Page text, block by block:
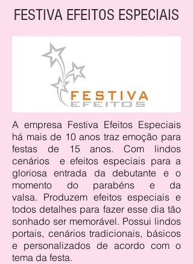
FESTIVA EFEITOS ESPECIAIS
A empresa Festiva Efeitos Especiais
há mais de 10 anos traz emoção para
festas de 15 anos. Com lindos
cenários e efeitos especiais para a
gloriosa entrada da debutante e o
momento do parabéns e da
valsa. Produzem efeitos especiais e
todos detalhes para fazer esse dia tão
sonhado ser memorável. Possui lindos
portais, cenários tradicionais, básicos
e personalizados de acordo com o
tema da festa.